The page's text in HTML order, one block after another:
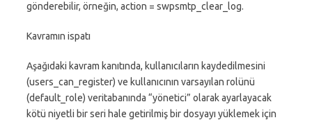
gönderebilir, örneğin, action = swpsmtp_clear_log.
Kavramın ispatı
Aşağıdaki kavram kanıtında, kullanıcıların kaydedilmesini
(users_can_register) ve kullanıcının varsayılan rolünü
(default_role) veritabanında “yönetici” olarak ayarlayacak
kötü niyetli bir seri hale getirilmiş bir dosyayı yüklemek için